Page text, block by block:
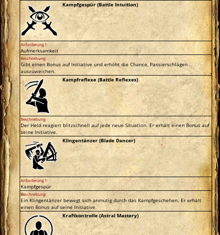
Kampfgespür (Battle Intuition)
Anforderung 1:
Aufmerksamkeit
Beschreibung:
Gibt einen Bonus auf Initiative und erhöht die Chance, Passierschlägen
auszuweichen.
Kampfreflexe (Battle Reflexes)
Beschreibung:
Der Held reagiert blitzschnell auf jede neue Situation. Er erhält einen Bonus auf
seine Initiative.
Klingentänzer (Blade Dancer)
Anforderung 1:
Kampfgespür
Beschreibung:
Ein Klingentänzer bewegt sich anmutig durch das Kampfgeschehen. Er erhält
einen Bonus auf seine Initiative.
Kraftkontrolle (Astral Mastery)